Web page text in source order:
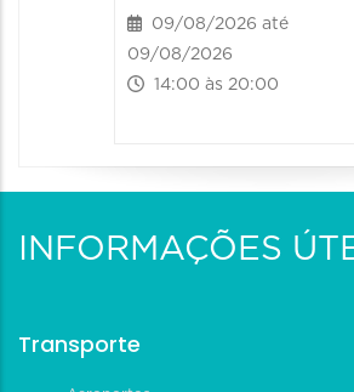
09/08/2026 até
09/08/2026
14:00 às 20:00
INFORMAÇÕES
Transporte